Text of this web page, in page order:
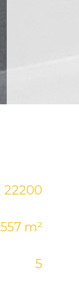
22200
557 m²
5